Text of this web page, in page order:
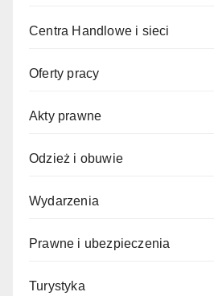
Centra Handlowe i sieci
Oferty pracy
Akty prawne
Odzież i obuwie
Wydarzenia
Prawne i ubezpieczenia
Turystyka